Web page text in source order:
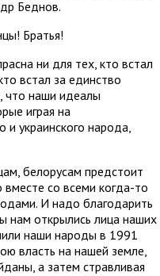
Беднов.
Братья!
ни для тех, кто встал
встал за единство
что наши идеалы
играя на
и украинского народа,
белорусам предстоит
вместе со всеми когда-то
И надо благодарить
нам открылись лица наших
наши народы в 1991
власть на нашей земле,
а затем стравливая